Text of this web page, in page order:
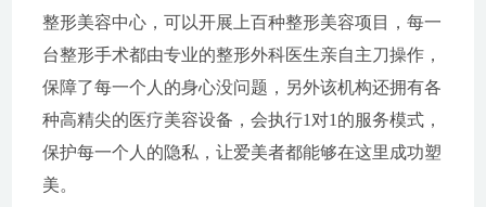
整形美容中心，可以开展上百种整形美容项目，每一
台整形手术都由专业的整形外科医生亲自主刀操作，
保障了每一个人的身心没问题，另外该机构还拥有各
种高精尖的医疗美容设备，会执行1对1的服务模式，
保护每一个人的隐私，让爱美者都能够在这里成功塑
美。